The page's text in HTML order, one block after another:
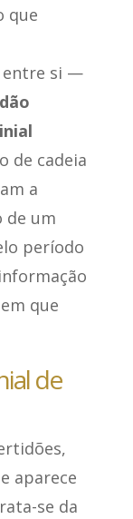
que
entre si —
de cadeia
a
de um
período
que
de
aparece
se da